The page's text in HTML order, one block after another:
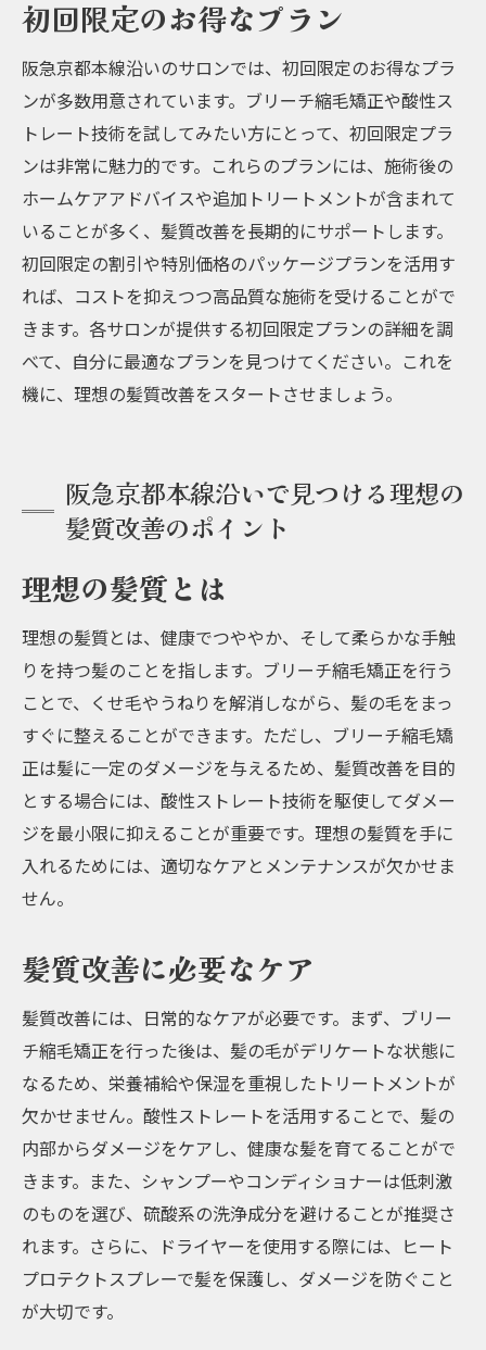
初回限定のお得なプラン
阪急京都本線沿いのサロンでは、初回限定のお得なプラ
ンが多数用意されています。ブリーチ縮毛矯正や酸性ス
トレート技術を試してみたい方にとって、初回限定プラ
ンは非常に魅力的です。これらのプランには、施術後の
ホームケアアドバイスや追加トリートメントが含まれて
いることが多く、髪質改善を長期的にサポートします。
初回限定の割引や特別価格のパッケージプランを活用す
れば、コストを抑えつつ高品質な施術を受けることがで
きます。各サロンが提供する初回限定プランの詳細を調
べて、自分に最適なプランを見つけてください。これを
機に、理想の髪質改善をスタートさせましょう。
阪急京都本線沿いで見つける理想の
髪質改善のポイント
理想の髪質とは
理想の髪質とは、健康でつややか、そして柔らかな手触
りを持つ髪のことを指します。ブリーチ縮毛矯正を行う
ことで、くせ毛やうねりを解消しながら、髪の毛をまっ
すぐに整えることができます。ただし、ブリーチ縮毛矯
正は髪に一定のダメージを与えるため、髪質改善を目的
とする場合には、酸性ストレート技術を駆使してダメー
ジを最小限に抑えることが重要です。理想の髪質を手に
入れるためには、適切なケアとメンテナンスが欠かせま
せん。
髪質改善に必要なケア
髪質改善には、日常的なケアが必要です。まず、ブリー
チ縮毛矯正を行った後は、髪の毛がデリケートな状態に
なるため、栄養補給や保湿を重視したトリートメントが
欠かせません。酸性ストレートを活用することで、髪の
内部からダメージをケアし、健康な髪を育てることがで
きます。また、シャンプーやコンディショナーは低刺激
のものを選び、硫酸系の洗浄成分を避けることが推奨さ
れます。さらに、ドライヤーを使用する際には、ヒート
プロテクトスプレーで髪を保護し、ダメージを防ぐこと
が大切です。